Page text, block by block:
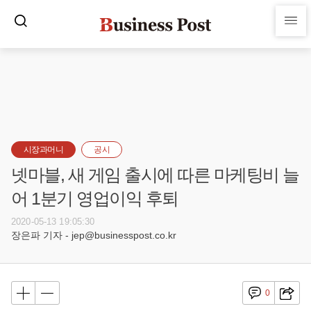
시장과머니 공시
넷마블, 새 게임 출시에 따른 마케팅비 늘
어 1분기 영업이익 후퇴
2020-05-13 19:05:30
장은파 기자 - jep@businesspost.co.kr
0